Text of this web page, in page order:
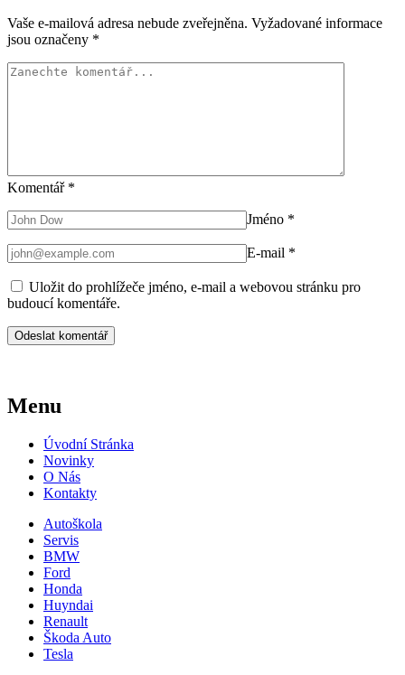
Vaše e-mailová adresa nebude zveřejněna. Vyžadované informace
jsou označeny *
Komentář *
Jméno *
E-mail *
Uložit do prohlížeče jméno, e-mail a webovou stránku pro
budoucí komentáře.
Menu
Úvodní Stránka
Novinky
O Nás
Kontakty
Autoškola
Servis
BMW
Ford
Honda
Huyndai
Renault
Škoda Auto
Tesla